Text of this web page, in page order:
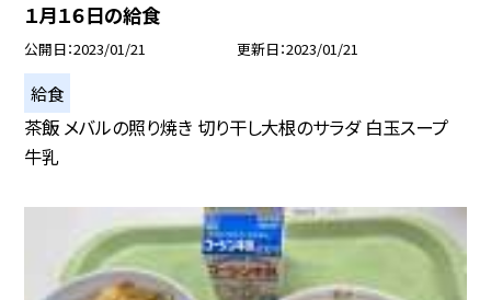
１月１６日の給食
公開日 2023/01/21 更新日 2023/01/21
給食
茶飯 メバルの照り焼き 切り干し大根のサラダ 白玉スープ
牛乳